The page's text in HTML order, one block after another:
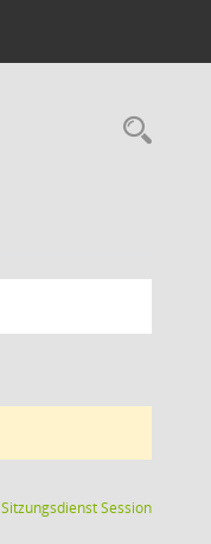
SitzungsdienstSession(Wird in